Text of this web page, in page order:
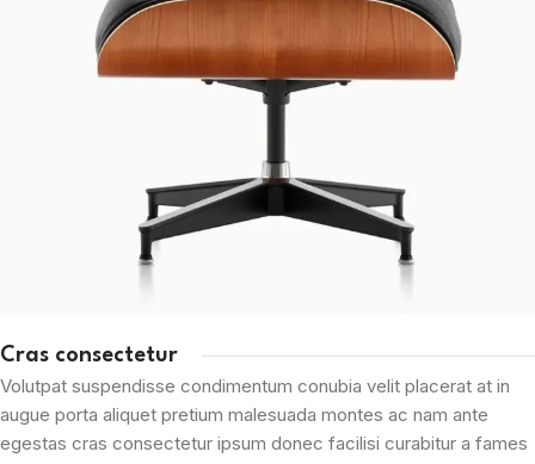
Cras consectetur
Volutpat suspendisse condimentum conubia velit placerat at in
augue porta aliquet pretium malesuada montes ac nam ante
egestas cras consectetur ipsum donec facilisi curabitur a fames